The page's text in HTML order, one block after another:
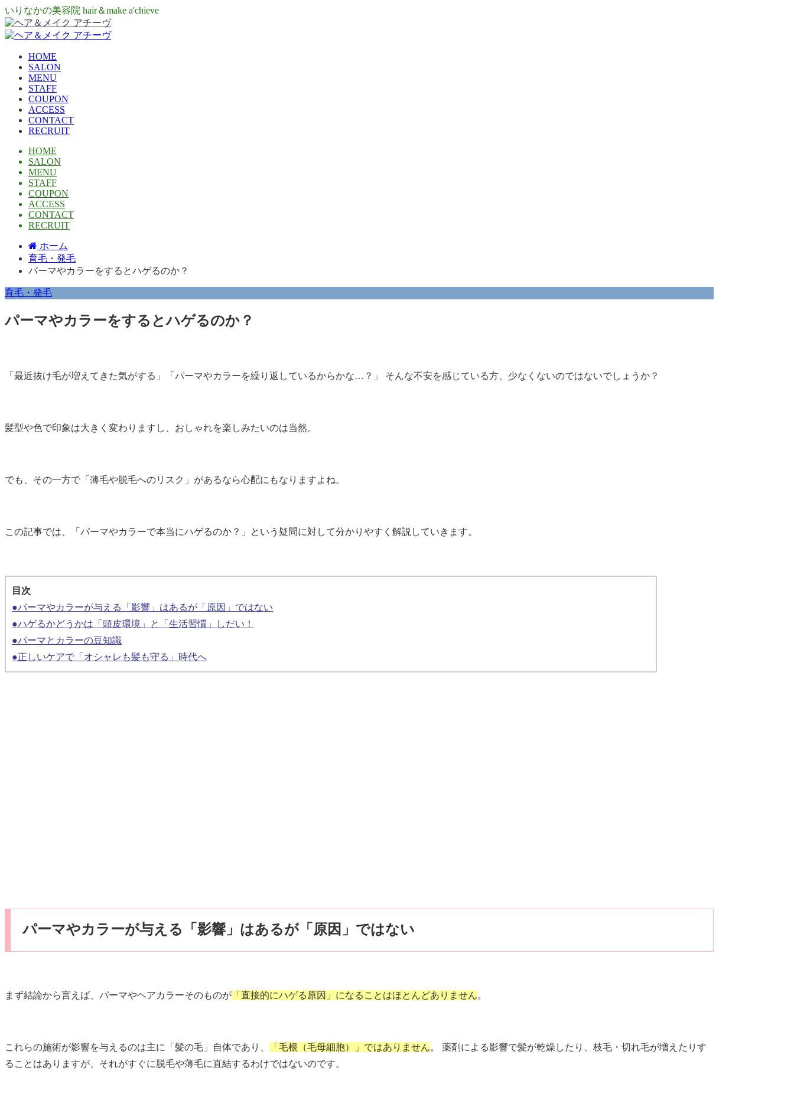
いりなかの美容院 hair＆make a'chieve
HOME
SALON
MENU
STAFF
COUPON
ACCESS
CONTACT
RECRUIT
HOME
SALON
MENU
STAFF
COUPON
ACCESS
CONTACT
RECRUIT
ホーム
育毛・発毛
パーマやカラーをするとハゲるのか？
育毛・発毛
パーマやカラーをするとハゲるのか？
「最近抜け毛が増えてきた気がする」「パーマやカラーを繰り返しているからかな…？」 そんな不安を感じている方、少なくないのではないでしょうか？
髪型や色で印象は大きく変わりますし、おしゃれを楽しみたいのは当然。
でも、その一方で「薄毛や脱毛へのリスク」があるなら心配にもなりますよね。
この記事では、「パーマやカラーで本当にハゲるのか？」という疑問に対して分かりやすく解説していきます。
目次
●パーマやカラーが与える「影響」はあるが「原因」ではない
●ハゲるかどうかは「頭皮環境」と「生活習慣」しだい！
●パーマとカラーの豆知識
●正しいケアで「オシャレも髪も守る」時代へ
パーマやカラーが与える「影響」はあるが「原因」ではない
まず結論から言えば、パーマやヘアカラーそのものが 「直接的にハゲる原因」になることはほとんどありません。
これらの施術が影響を与えるのは主に「髪の毛」自体であり、 「毛根（毛母細胞）」ではありません。 薬剤による影響で髪が乾燥したり、枝毛・切れ毛が増えたりす
ることはありますが、それがすぐに脱毛や薄毛に直結するわけではないのです。